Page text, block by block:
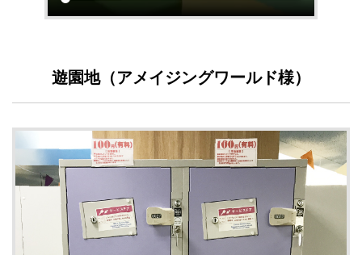
遊園地（アメイジングワールド様）